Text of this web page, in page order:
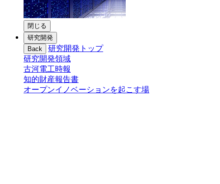
閉じる
研究開発
Back
研究開発トップ
研究開発領域
古河電工時報
知的財産報告書
オープンイノベーションを起こす場